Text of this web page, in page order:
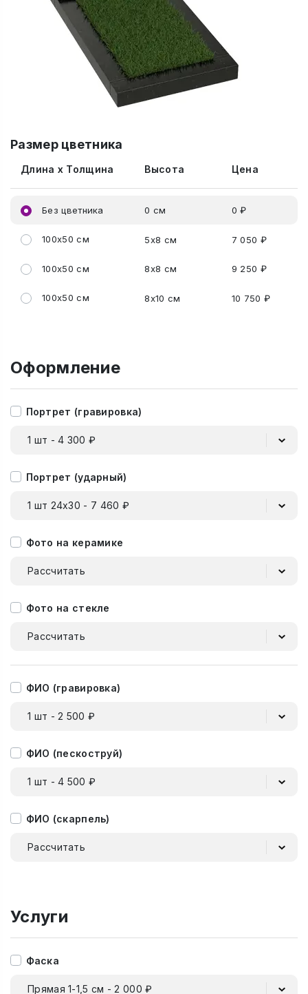
Размер цветника
Длина x Толщина Высота Цена
Без цветника 0 см 0 ₽
100x50 см 5x8 см 7 050 ₽
100x50 см 8x8 см 9 250 ₽
100x50 см 8x10 см 10 750 ₽
Оформление
Портрет (гравировка)
1 шт - 4 300 ₽
Портрет (ударный)
1 шт 24х30 - 7 460 ₽
Фото на керамике
Рассчитать
Фото на стекле
Рассчитать
ФИО (гравировка)
1 шт - 2 500 ₽
ФИО (пескоструй)
1 шт - 4 500 ₽
ФИО (скарпель)
Рассчитать
Услуги
Фаска
Прямая 1-1,5 см - 2 000 ₽